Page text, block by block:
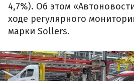
4,7%). Об этом
ходе регулярного
марки Sollers.